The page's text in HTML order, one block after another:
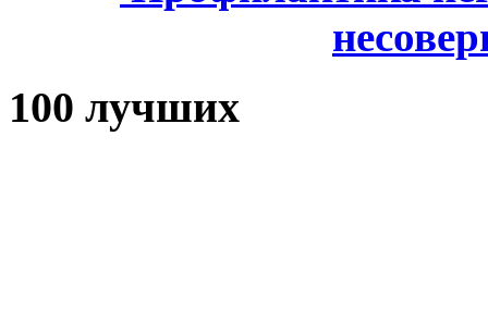
100 лучших